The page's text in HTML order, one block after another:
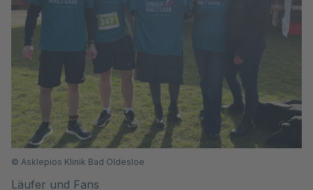
© Asklepios Klinik Bad Oldesloe
Läufer und Fans